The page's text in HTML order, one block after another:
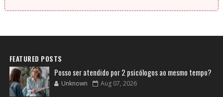
FEATURED POSTS
Posso ser atendido por 2 psicólogos ao mesmo tempo?
Unknown Aug 07, 2026